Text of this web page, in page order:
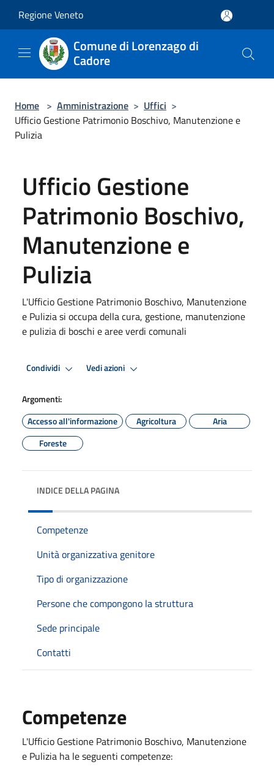
Regione Veneto
Comune di Lorenzago di
Cadore
Home > Amministrazione > Uffici >
Ufficio Gestione Patrimonio Boschivo, Manutenzione e
Pulizia
Ufficio Gestione
Patrimonio Boschivo,
Manutenzione e
Pulizia
L'Ufficio Gestione Patrimonio Boschivo, Manutenzione
e Pulizia si occupa della cura, gestione, manutenzione
e pulizia di boschi e aree verdi comunali
Condividi Vedi azioni
Argomenti:
Accesso all'informazione
Agricoltura
Aria
Foreste
INDICE DELLA PAGINA
Competenze
Unità organizzativa genitore
Tipo di organizzazione
Persone che compongono la struttura
Sede principale
Contatti
Competenze
L'Ufficio Gestione Patrimonio Boschivo, Manutenzione
e Pulizia ha le seguenti competenze: